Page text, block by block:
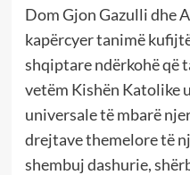
Dom Gjon Gazulli dhe
kapërcyer tanimë
shqiptare ndërkohë që
vetëm Kishën Katolike
universale të mbarë
drejtave themelore të
shembuj dashurie,